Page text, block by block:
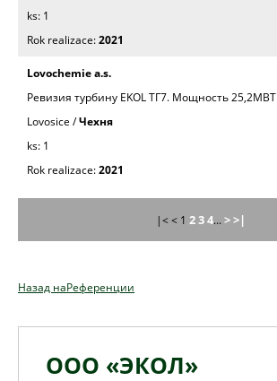
1
2021
Lovochemie a.s.
Ревизия турбинy EKOL ТГ7. Mощность 25,2МВТ
Lovosice /Чехня
1
2021
|< < 1 234...>>|
Назад наРеференции
ООО «ЭКОЛ»